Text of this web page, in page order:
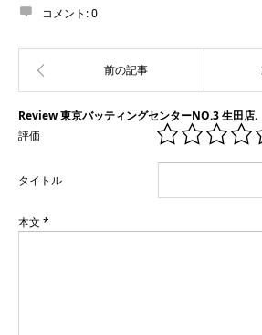
コメント:0
Review 東京バッティングセンターNO.3 生田店.
評価
タイトル
本文 *